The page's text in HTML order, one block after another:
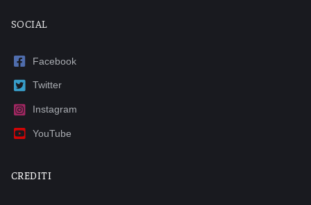
SOCIAL
Facebook
Twitter
Instagram
YouTube
CREDITI